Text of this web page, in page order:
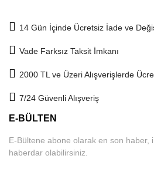
14 Gün İçinde Ücretsiz İade ve
Vade Farksız Taksit İmkanı
2000 TL ve Üzeri Alışverişlerde
7/24 Güvenli Alışveriş
E-BÜLTEN
E-Bültene abone olarak en son haber,
haberdar olabilirsiniz.